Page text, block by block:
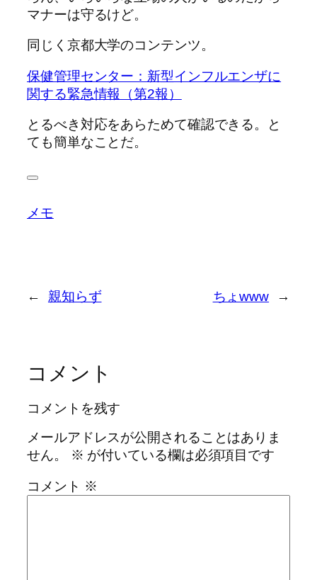
マナーは守るけど。
同じく京都大学のコンテンツ。
保健管理センター：新型インフルエンザに
関する緊急情報（第2報）
とるべき対応をあらためて確認できる。と
ても簡単なことだ。
メモ
← 親知らず ちょwww →
コメント
コメントを残す
メールアドレスが公開されることはありま
せん。
※ が付いている欄は必須項目です
コメント ※